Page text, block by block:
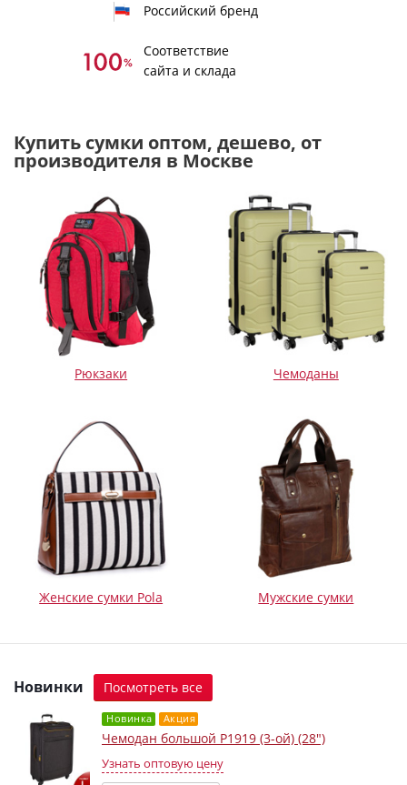
Российский бренд
Соответствие
сайта и склада
Купить сумки оптом, дешево, от
производителя в Москве
Рюкзаки Чемоданы
Женские сумки Pola Мужские сумки
Новинки Посмотреть все
Новинка Акция
Чемодан большой Р1919 (3-ой) (28")
Узнать оптовую цену